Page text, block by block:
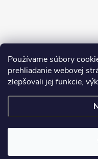
Používame súbory
prehliadanie webovej
zlepšovali jej funkcie,
Sledovať na